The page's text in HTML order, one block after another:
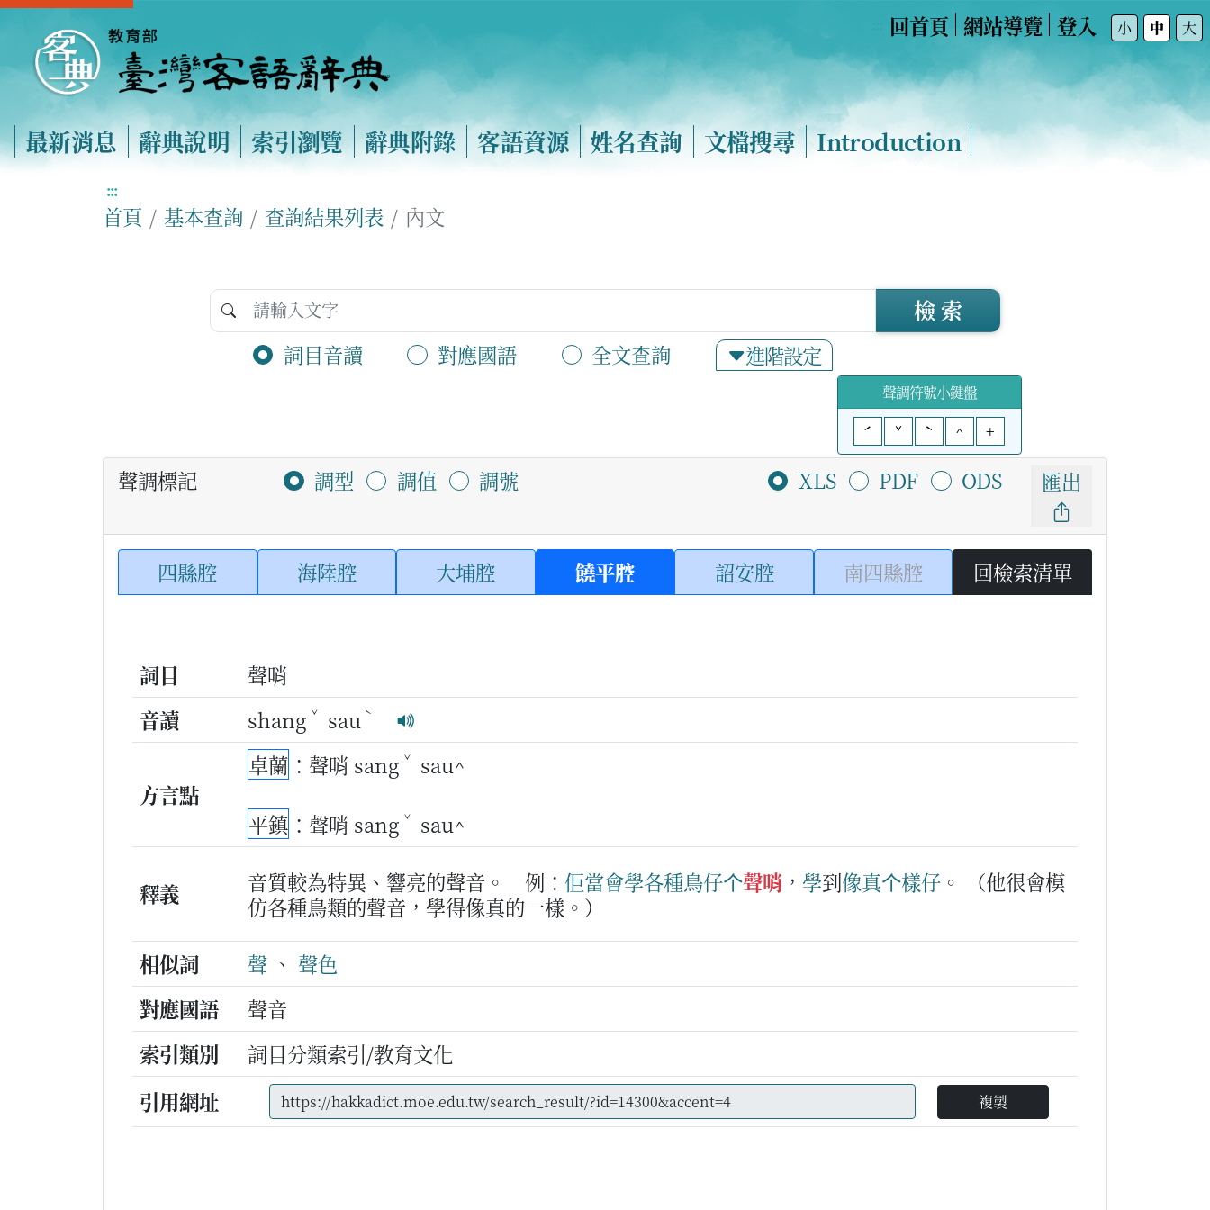
回首頁 網站導覽 登入 小 中 大
最新消息 辭典說明 索引瀏覽 辭典附錄 客語資源 姓名查詢 文檔搜尋 Introduction
:::
首頁 基本查詢 查詢結果列表 內文
詞目音讀 對應國語 全文查詢 進階設定
檢 索
聲調符號小鍵盤
ˊ
ˇ ˋ ^ +
聲調標記 調型 調值 調號 XLS PDF ODS 匯出
四縣腔 海陸腔 大埔腔 饒平腔 詔安腔 南四縣腔 回檢索清單
詞目
聲哨
音讀
shang ˇ sau ˋ
方言點
卓蘭 ：聲哨 sang ˇ sau^
平鎮 ：聲哨 sang ˇ sau^
釋義 音質較為特異、響亮的聲音。 例： 佢當會學各種鳥仔个聲哨 ， 學到像真个樣仔 。
（他很會模
仿各種鳥類的聲音，學得像真的一樣。）
相似詞
聲 、 聲色
對應國語
聲音
索引類別
詞目分類索引/教育文化
引用網址
複製